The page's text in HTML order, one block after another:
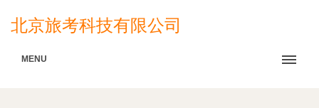
北京旅考科技有限公司
MENU